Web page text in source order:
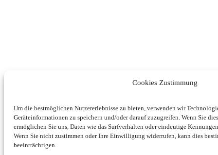
Cookies Zustimmung
Um die bestmöglichen Nutzererlebnisse zu bieten, verwenden wir
Geräteinformationen zu speichern und/oder darauf zuzugreifen. Wenn Sie
ermöglichen Sie uns, Daten wie das Surfverhalten oder eindeutige
Wenn Sie nicht zustimmen oder Ihre Einwilligung widerrufen, kann dies
beeinträchtigen.